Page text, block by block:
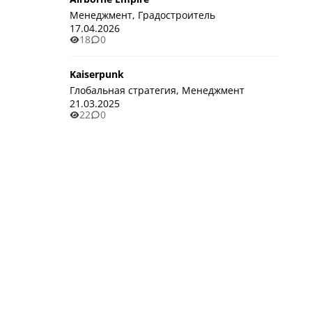
Менеджмент, Градостроитель
17.04.2026
18
0
Kaiserpunk
Глобальная стратегия, Менеджмент
21.03.2025
22
0